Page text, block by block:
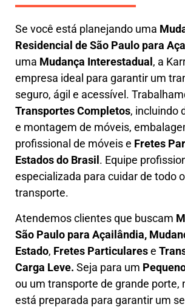
Se você está planejando uma M
Residencial de São Paulo para
uma Mudança Interestadual , a
empresa ideal para garantir um
seguro, ágil e acessível.
Transportes Completos, incluindo
e montagem de móveis,
profissional de móveis e Fretes
Estados do Brasil . Equipe
especializada para cuidar de todo
transporte.
Atendemos clientes que buscam M
São Paulo para Açailândia, M
Estado, Fretes Particularese T
Carga Leve. Seja para um
ou um transporte de grande porte,
está preparada para garantir um